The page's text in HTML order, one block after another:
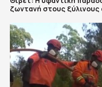
ζωντανή στους ξύλινους